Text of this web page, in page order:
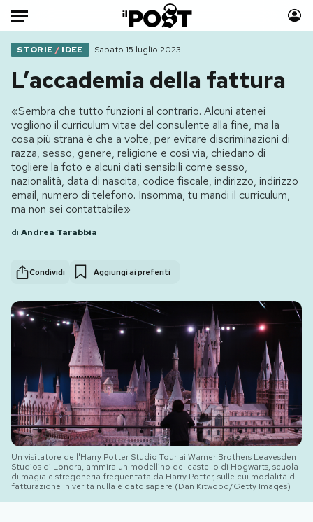
Auto
HOME
Italia
Mondo
Politica
Tecnologia
Internet
Cultura
Sport
Moda
Libri
Consumismi
Storie/Idee
Ok Boomer!
PODCAST
NEWSLETTER
I MIEI PREFERITI
SHOP
STORIE / IDEE Sabato 15 luglio 2023
L’accademia della fattura
«Sembra che tutto funzioni al contrario. Alcuni atenei
vogliono il curriculum vitae del consulente alla fine, ma la
cosa più strana è che a volte, per evitare discriminazioni di
razza, sesso, genere, religione e così via, chiedano di
togliere la foto e alcuni dati sensibili come sesso,
nazionalità, data di nascita, codice fiscale, indirizzo, indirizzo
email, numero di telefono. Insomma, tu mandi il curriculum,
ma non sei contattabile»
di Andrea Tarabbia
Condividi Aggiungi ai preferiti
Un visitatore dell'Harry Potter Studio Tour ai Warner Brothers Leavesden
Studios di Londra, ammira un modellino del castello di Hogwarts, scuola
di magia e stregoneria frequentata da Harry Potter, sulle cui modalità di
fatturazione in verità nulla è dato sapere (Dan Kitwood/Getty Images)